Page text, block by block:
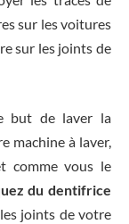
sur les voitures
sur les joints de
but de laver la
machine à laver,
comme vous le
du dentifrice
joints de votre